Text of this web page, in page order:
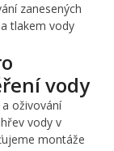
zanesených
tlakem vody
vody
oživování
vody v
montáže